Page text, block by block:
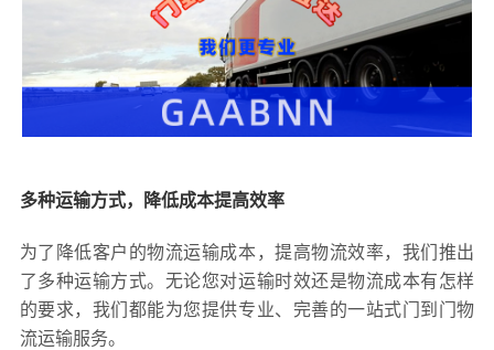
多种运输方式，降低成本提高效率
为了降低客户的物流运输成本，提高物流效率，我们推出
了多种运输方式。无论您对运输时效还是物流成本有怎样
的要求，我们都能为您提供专业、完善的一站式门到门物
流运输服务。